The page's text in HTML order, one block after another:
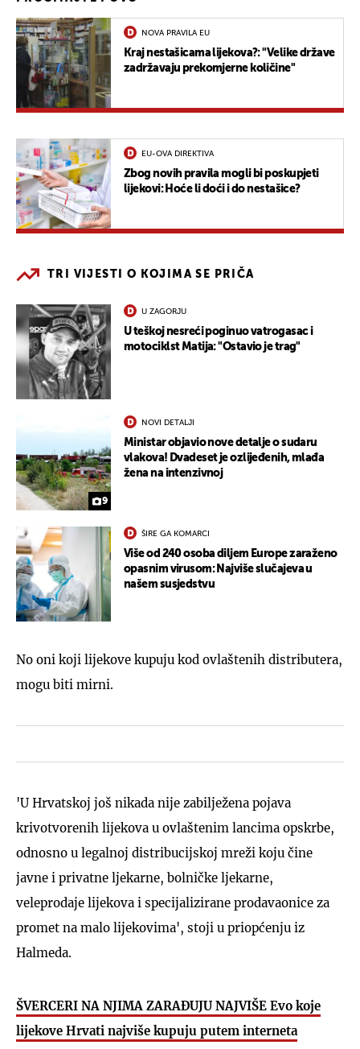
NOVA PRAVILA EU
Kraj nestašicama lijekova?: "Velike države
zadržavaju prekomjerne količine"
EU-OVA DIREKTIVA
Zbog novih pravila mogli bi poskupjeti
lijekovi: Hoće li doći i do nestašice?
TRI VIJESTI O KOJIMA SE PRIČA
U ZAGORJU
U teškoj nesreći poginuo vatrogasac i
motociklst Matija: "Ostavio je trag"
9
NOVI DETALJI
Ministar objavio nove detalje o sudaru
vlakova! Dvadeset je ozlijeđenih, mlađa
žena na intenzivnoj
ŠIRE GA KOMARCI
Više od 240 osoba diljem Europe zaraženo
opasnim virusom: Najviše slučajeva u
našem susjedstvu
No oni koji lijekove kupuju kod ovlaštenih distributera,
mogu biti mirni.
'U Hrvatskoj još nikada nije zabilježena pojava
krivotvorenih lijekova u ovlaštenim lancima opskrbe,
odnosno u legalnoj distribucijskoj mreži koju čine
javne i privatne ljekarne, bolničke ljekarne,
veleprodaje lijekova i specijalizirane prodavaonice za
promet na malo lijekovima', stoji u priopćenju iz
Halmeda.
ŠVERCERI NA NJIMA ZARAĐUJU NAJVIŠE Evo koje
lijekove Hrvati najviše kupuju putem interneta